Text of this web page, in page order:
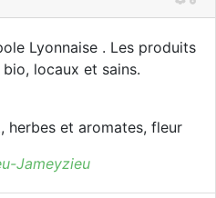
Lyonnaise . Les produits
locaux et sains.
herbes et aromates, fleur
Jameyzieu